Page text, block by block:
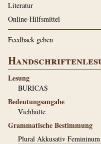
Literatur
Online-Hilfsmittel
Feedback geben
Lesung
BURICAS
Bedeutungsangabe
Viehhütte
Grammatische Bestimmung
Plural Akkusativ